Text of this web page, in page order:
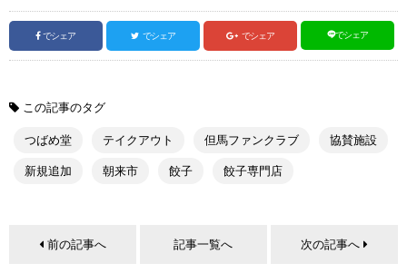
でシェア でシェア でシェア でシェア
この記事のタグ
つばめ堂 テイクアウト 但馬ファンクラブ 協賛施設
新規追加 朝来市 餃子 餃子専門店
前の記事へ 記事一覧へ 次の記事へ